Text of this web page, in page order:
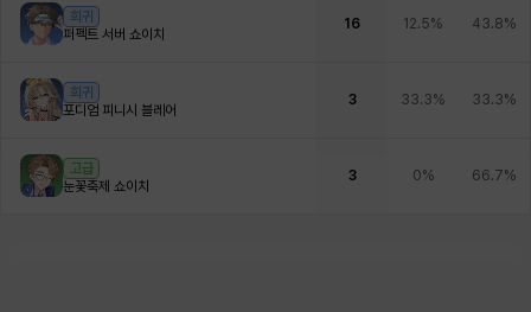
희귀
퍼펙트 서버 쇼이치
16 12.5% 43.8%
희귀
포디엄 피니시 블레어
3 33.3% 33.3%
고급
눈꽃축제 쇼이치
3 0% 66.7%